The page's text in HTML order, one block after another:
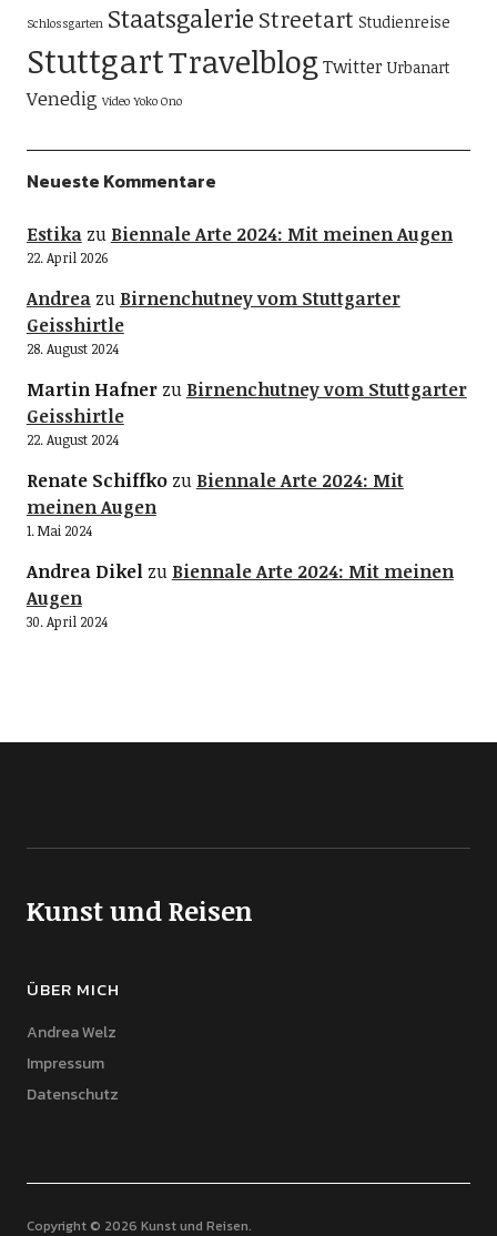
Schlossgarten Staatsgalerie Streetart Studienreise
StuttgartTravelblog Twitter Urbanart
Venedig Video Yoko Ono
Neueste Kommentare
Estikazu Biennale Arte 2024: Mit meinen Augen
22. April 2026
Andreazu Birnenchutney vom Stuttgarter
Geisshirtle
28. August 2024
Martin Hafnerzu Birnenchutney vom Stuttgarter
Geisshirtle
22. August 2024
Renate Schiffkozu Biennale Arte 2024: Mit
meinen Augen
1. Mai 2024
Andrea Dikelzu Biennale Arte 2024: Mit meinen
Augen
30. April 2024
Kunst und Reisen
ÜBER MICH
Andrea Welz
Impressum
Datenschutz
Copyright © 2026 Kunst und Reisen